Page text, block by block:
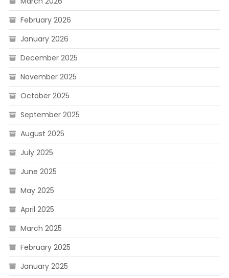
February 2026
January 2026
December 2025
November 2025
October 2025
September 2025
August 2025
July 2025
June 2025
May 2025
April 2025
March 2025
February 2025
January 2025